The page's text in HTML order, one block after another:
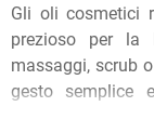
Gli oli cosmetici
prezioso per la
massaggi, scrub
gesto semplice